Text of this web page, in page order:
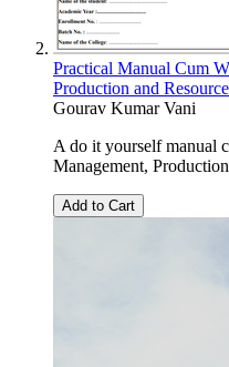
Practical Manual Cum
Production and
Gourav Kumar Vani
A do it yourself manual
Management,
Add to Cart